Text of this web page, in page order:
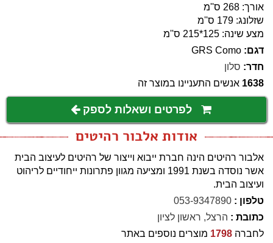
אורך: 268 ס''מ
שזלונג: 179 ס''מ
מצע שינה: 125*215 ס''מ
דגם: GRS Como
חדר: סלון
1638 אנשים התעניינו במוצר זה
לפרטים ושאלות לספק
אודות אלבור רהיטים
אלבור רהיטים הינה חברת ייבוא וייצור של רהיטים לעיצוב הבית
אשר נוסדה בשנת 1991 ומציעה מגוון פתרונות ייחודיים לריהוט
ועיצוב הבית.
טלפון : 053-9347890
כתובת : הרצל, ראשון לציון
לחברה 1798 מוצרים נוספים באתר